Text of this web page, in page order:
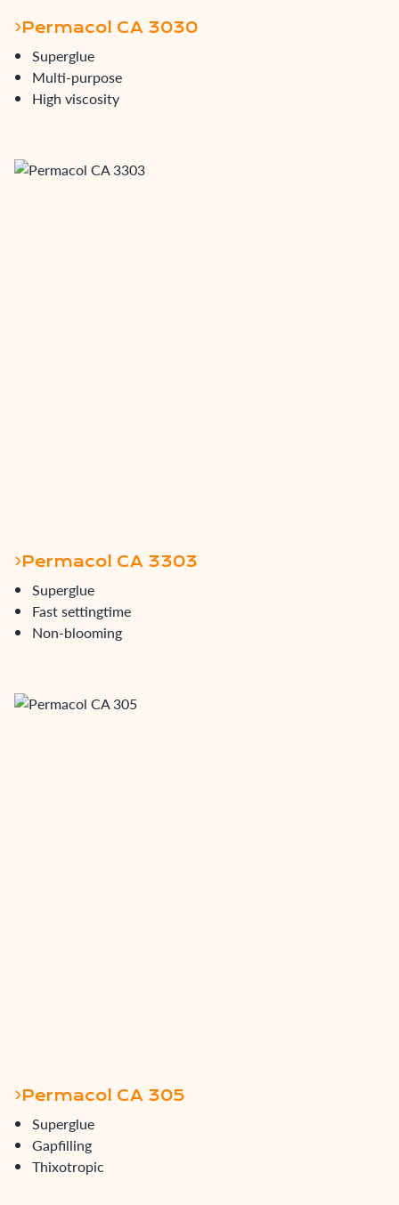
Permacol CA 3030
Superglue
Multi-purpose
High viscosity
Permacol CA 3303
Superglue
Fast settingtime
Non-blooming
Permacol CA 305
Superglue
Gapfilling
Thixotropic